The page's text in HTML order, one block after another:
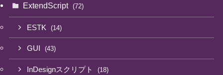
ExtendScript (72)
ESTK (14)
GUI (43)
InDesignスクリプト (18)